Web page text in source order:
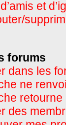
et
forums
dans les
ne
des